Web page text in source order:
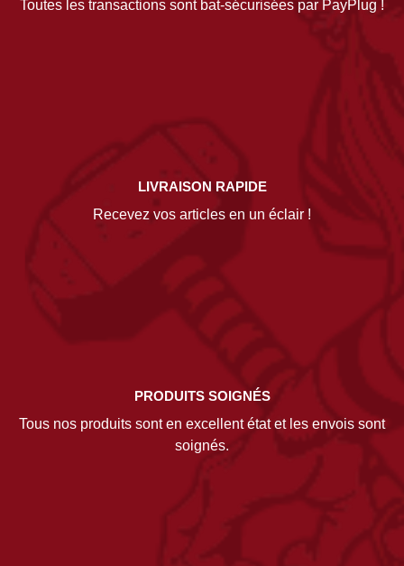
Toutes les transactions sont bat-sécurisées par PayPlug !
LIVRAISON RAPIDE
Recevez vos articles en un éclair !
PRODUITS SOIGNÉS
Tous nos produits sont en excellent état et les envois sont
soignés.